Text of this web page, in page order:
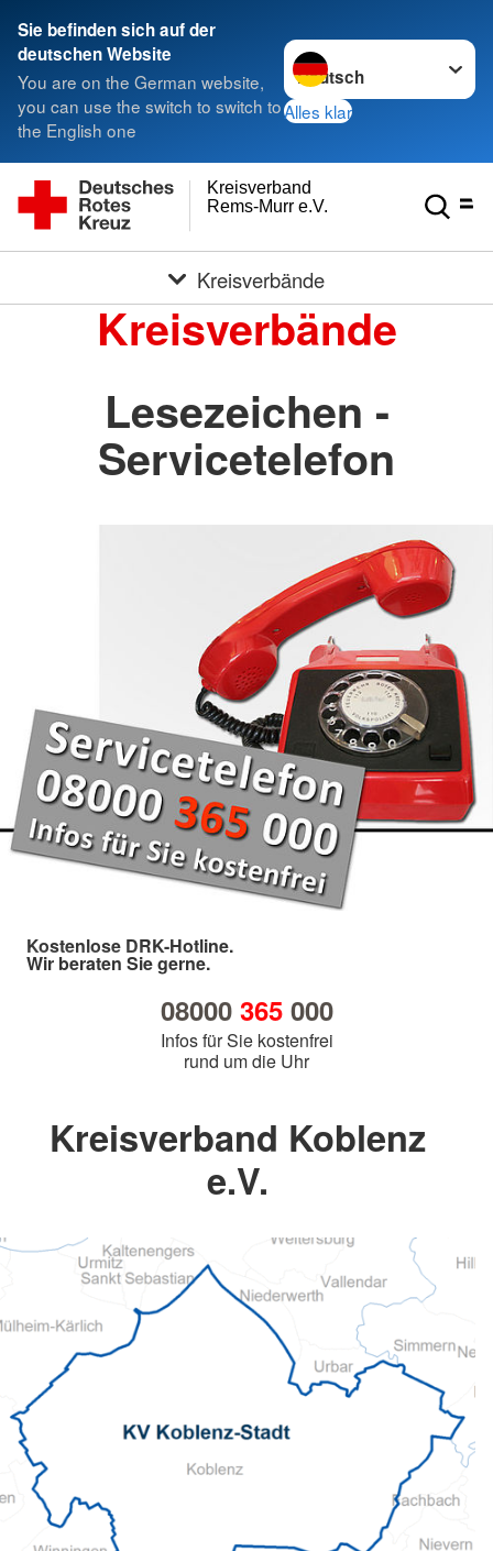
Sie befinden sich auf der
deutschen Website
You are on the German website,
you can use the switch to switch to
the English one
Sprache wechseln zu
Alles klar
Rems-Murr e.V.
Kreisverband
Kreisverbände
Kreisverbände
Lesezeichen -
Servicetelefon
Kostenlose DRK-Hotline.
Wir beraten Sie gerne.
08000 365000
Infos für Sie kostenfrei
rund um die Uhr
Kreisverband Koblenz
e.V.